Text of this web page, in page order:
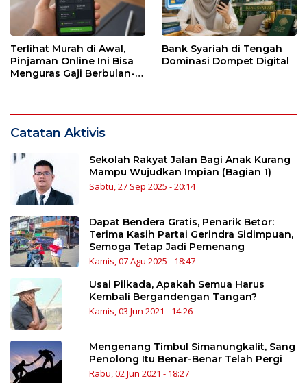
Terlihat Murah di Awal,
Pinjaman Online Ini Bisa
Menguras Gaji Berbulan-
Bank Syariah di Tengah
Dominasi Dompet Digital
Catatan Aktivis
Sekolah Rakyat Jalan Bagi Anak Kurang
Mampu Wujudkan Impian (Bagian 1)
Sabtu, 27 Sep 2025 - 20:14
Dapat Bendera Gratis, Penarik Betor:
Terima Kasih Partai Gerindra Sidimpuan,
Semoga Tetap Jadi Pemenang
Kamis, 07 Agu 2025 - 18:47
Usai Pilkada, Apakah Semua Harus
Kembali Bergandengan Tangan?
Kamis, 03 Jun 2021 - 14:26
Mengenang Timbul Simanungkalit, Sang
Penolong Itu Benar-Benar Telah Pergi
Rabu, 02 Jun 2021 - 18:27